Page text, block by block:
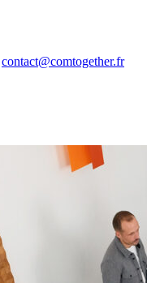
contact@comtogether.fr